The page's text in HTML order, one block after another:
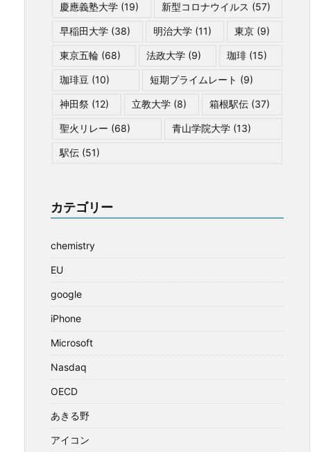
慶應義塾大学 (19) 新型コロナウイルス (57)
早稲田大学 (38) 明治大学 (11) 東京 (9)
東京五輪 (68) 法政大学 (9) 珈琲 (15)
珈琲豆 (10) 短期プライムレート (9)
神田祭 (12) 立教大学 (8) 箱根駅伝 (37)
聖火リレー (68) 青山学院大学 (13)
駅伝 (51)
カテゴリー
chemistry
EU
google
iPhone
Microsoft
Nasdaq
OECD
あきる野
アイコン